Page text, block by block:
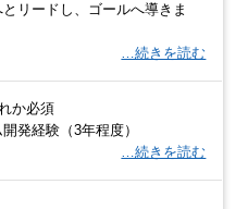
とリードし、ゴールへ導きま
…続きを読む
か必須
開発経験（3年程度）
…続きを読む